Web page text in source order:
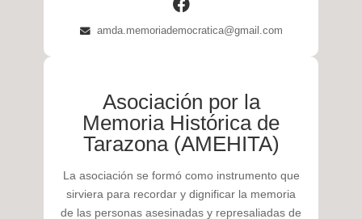
amda.memoriademocratica@gmail.com
Asociación por la
Memoria Histórica de
Tarazona (AMEHITA)
La asociación se formó como instrumento que
sirviera para recordar y dignificar la memoria
de las personas asesinadas y represaliadas de